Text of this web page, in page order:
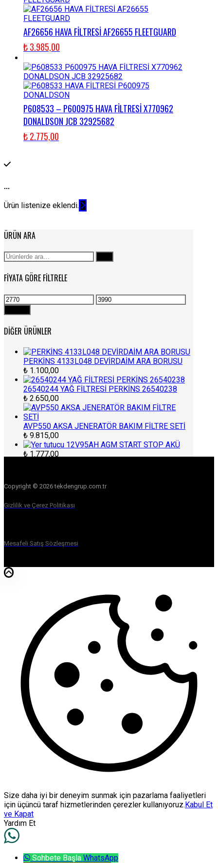
AF26656 HAVA FİLTRESİ AF26655 FLEETGUARD
₺3.985,00
P608533 – P600975 HAVA FİLTRESİ X770962
DONALDSON JCB 32925682
₺2.775,00
...
Ürün listenize eklendi.
ÜRÜN ARA
Ara:
FIYATA GÖRE FILTRELE
En
düşük
fiyat
En
yüksek
DIĞER ÜRÜNLER
PERKİNS 4133L048 DEVİRDAİM ARA BORUSU
₺ 1.100,00
26540244 YAĞ FİLTRESİ PERKİNS 26540238
₺ 2.650,00
AVP550 AKSA JENERATÖR BAKIM FİLTRE SETİ
₺ 9.815,00
12V95AH AGM START STOP AKÜ
₺ 1.777,00
Copyright © 2026 tekdengrup.com.tr
Gizlilik ve Çerez Politikası
Mesafeli Satış Sözleşmesi
Size daha iyi bir deneyim sunmak için pazarlama faaliyetleri
için üçüncü taraf hizmetlerinden çerezler kullanıyoruz. Kabul Et
ve Kapat
Yardım Et
Sohbete Başla WhatsApp